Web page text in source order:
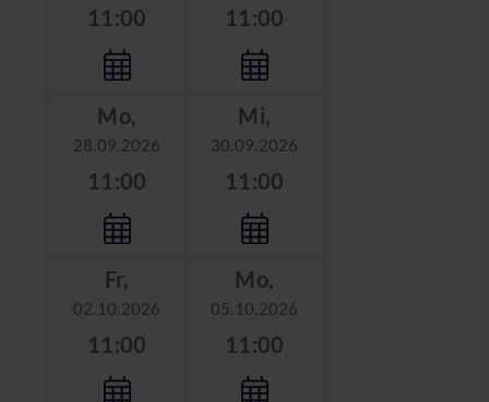
11:00 11:00
Mo,
28.09.2026
11:00
Mi,
30.09.2026
11:00
Fr,
02.10.2026
11:00
Mo,
05.10.2026
11:00